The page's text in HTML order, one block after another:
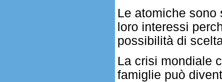
Le atomiche
loro interessi
possibilità di
La crisi mondiale
famiglie può